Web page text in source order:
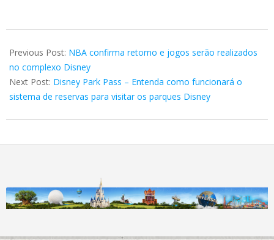
06-
19
Previous Post: NBA confirma retorno e jogos serão realizados
no complexo Disney
Next Post: Disney Park Pass – Entenda como funcionará o
sistema de reservas para visitar os parques Disney